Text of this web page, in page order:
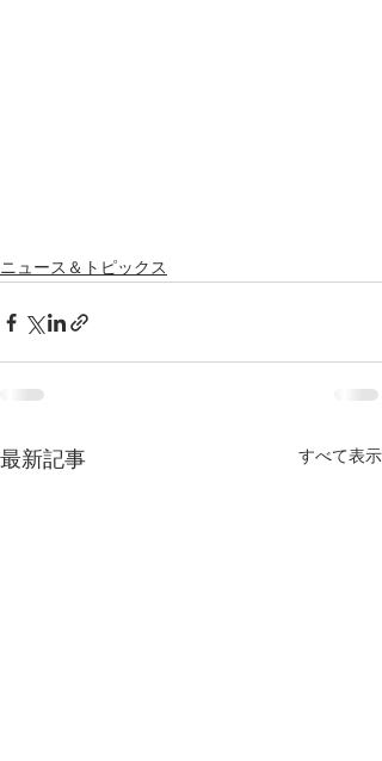
ニュース＆トピックス
最新記事 すべて表示